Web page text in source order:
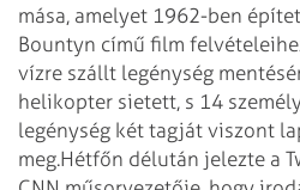
mása, amelyet 1962-ben
Bountyn című film
vízre szállt legénység
helikopter sietett, s 14
legénység két tagját viszont
meg.Hétfőn délután jelezte a